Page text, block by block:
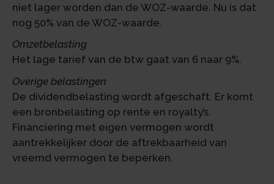
niet lager worden dan de WOZ-waarde. Nu is dat
nog 50% van de WOZ-waarde.
Omzetbelasting
Het lage tarief van de btw gaat van 6 naar 9%.
Overige belastingen
De dividendbelasting wordt afgeschaft. Er komt
een bronbelasting op rente en royalty’s.
Financiering met eigen vermogen wordt
aantrekkelijker door de aftrekbaarheid van
vreemd vermogen te beperken.